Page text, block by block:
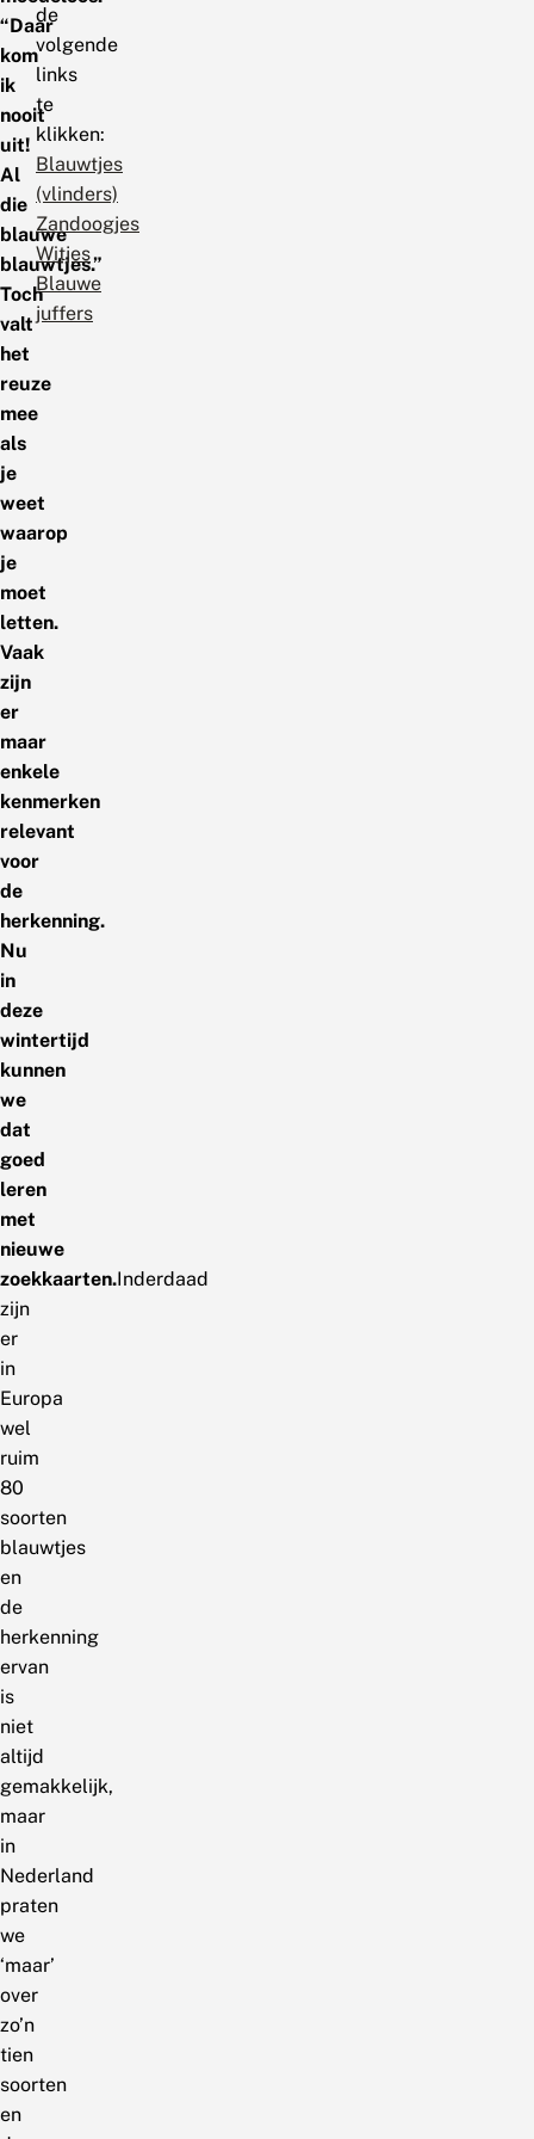
“Daar
kom
ik
nooit
uit!
Al
die
blauwe
blauwtjes.”
Toch
valt
het
reuze
mee
als
je
weet
waarop
je
moet
letten.
Vaak
zijn
er
maar
enkele
kenmerken
relevant
voor
de
herkenning.
Nu
in
deze
wintertijd
kunnen
we
dat
goed
leren
met
nieuwe
zoekkaarten.Inderdaad
zijn
er
in
Europa
wel
ruim
80
soorten
blauwtjes
en
de
herkenning
ervan
is
niet
altijd
gemakkelijk,
maar
in
Nederland
praten
we
‘maar’
over
zo’n
tien
soorten
en
de
volgende
links
te
klikken:
Blauwtjes
(vlinders)
Zandoogjes
Witjes
Blauwe
juffers